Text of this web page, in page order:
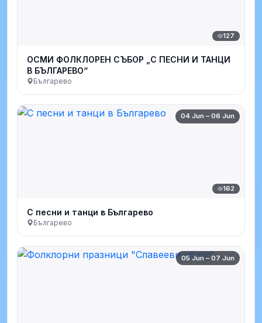
127
ОСМИ ФОЛКЛОРЕН СЪБОР „С ПЕСНИ И ТАНЦИ
В БЪЛГАРЕВО“
Българево
04 Jun – 06 Jun
162
С песни и танци в Българево
Българево
05 Jun – 07 Jun